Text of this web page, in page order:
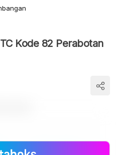
Kode 82 Perabotan